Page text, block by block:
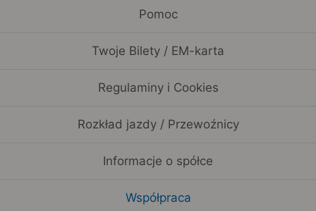
Pomoc
Twoje Bilety / EM-karta
Regulaminy i Cookies
Rozkład jazdy / Przewoźnicy
Informacje o spółce
Współpraca